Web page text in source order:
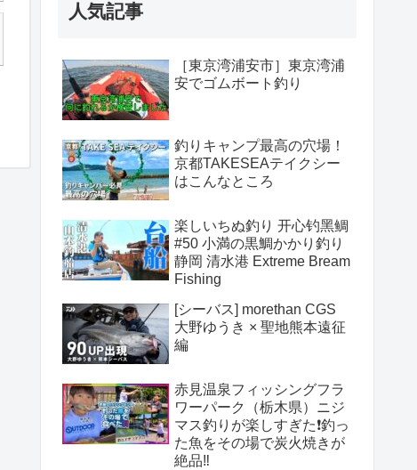
人気記事
［東京湾浦安市］東京湾浦
安でゴムボート釣り
釣りキャンプ最高の穴場！
京都TAKESEAテイクシー
はこんなところ
楽しいちぬ釣り 开心钓黑鲷
#50 小満の黒鯛かかり釣り
静岡 清水港 Extreme Bream
Fishing
[シーバス] morethan CGS
大野ゆうき × 聖地熊本遠征
編
赤見温泉フィッシングフラ
ワーパーク（栃木県）ニジ
マス釣りが楽しすぎた❗️釣っ
た魚をその場で炭火焼きが
絶品‼️